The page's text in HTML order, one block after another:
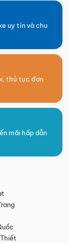
uy tín và chu
thủ tục đơn
mãi hấp dẫn